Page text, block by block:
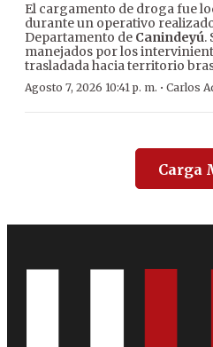
El cargamento de droga fue
durante un operativo
Departamento de Canindeyú.
manejados por los
trasladada hacia territorio
Agosto 7, 2026 10:41 p. m. · Carlos
Carga